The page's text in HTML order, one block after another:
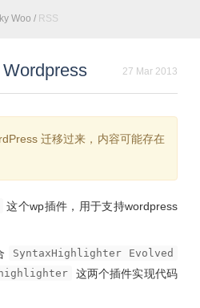
Woo / RSS
27 Mar 2013
迁移过来，内容可能存在
这个wp插件，用于支持wordpress
SyntaxHighlighter Evolved
这两个插件实现代码